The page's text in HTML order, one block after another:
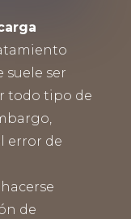
suele ser
todo tipo de
error de
de